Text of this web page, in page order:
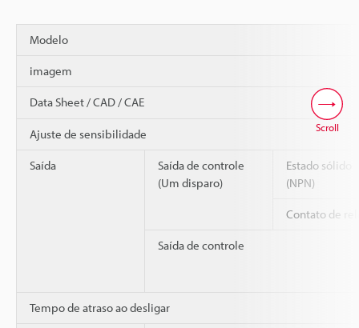
Modelo
imagem
Data Sheet / CAD / CAE
Ajuste de sensibilidade
Saída
Saída de controle
(Um disparo)
Estado sólido
(NPN)
Contato de
Saída de controle
Tempo de atraso ao desligar
Scroll